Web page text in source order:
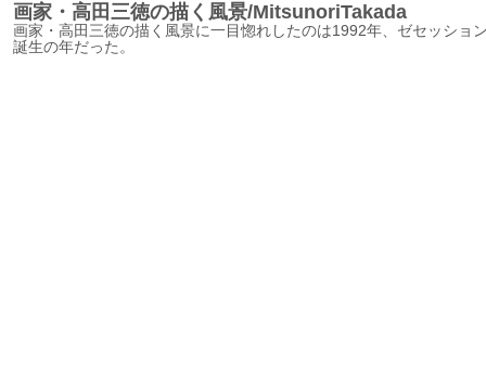
画家・高田三徳の描く風景/MitsunoriTakada
画家・高田三徳の描く風景に一目惚れしたのは1992年、ゼセッショ
誕生の年だった。